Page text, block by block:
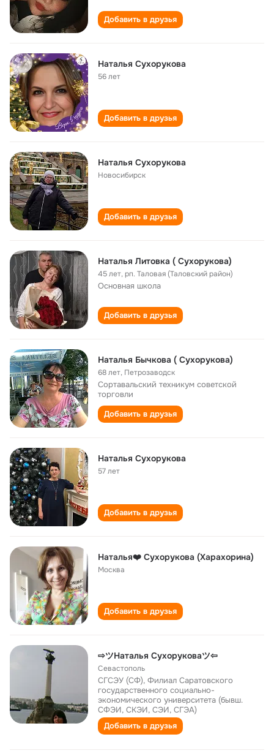
Добавить в друзья
Наталья Сухорукова
56 лет
Добавить в друзья
Наталья Сухорукова
Новосибирск
Добавить в друзья
Наталья Литовка ( Сухорукова)
45 лет,рп. Таловая (Таловский район)
Основная школа
Добавить в друзья
Наталья Бычкова ( Сухорукова)
68 лет, Петрозаводск
Сортавальский техникум советской
торговли
Добавить в друзья
Наталья Сухорукова
57 лет
Добавить в друзья
Наталья❤️ Сухорукова (Харахорина)
Москва
Добавить в друзья
⇨ツНаталья Сухоруковаツ⇦
Севастополь
СГСЭУ (СФ), Филиал Саратовского
государственного социально-
экономического университета (бывш.
СФЭИ, СКЭИ, СЭИ, СГЭА)
Добавить в друзья